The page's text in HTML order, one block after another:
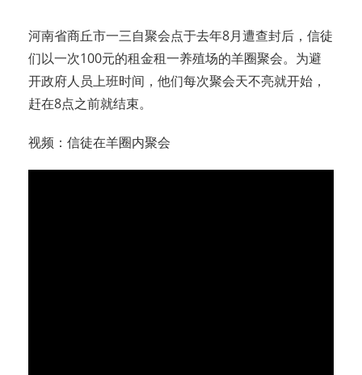
河南省商丘市一三自聚会点于去年8月遭查封后，信徒
们以一次100元的租金租一养殖场的羊圈聚会。为避
开政府人员上班时间，他们每次聚会天不亮就开始，
赶在8点之前就结束。
视频：信徒在羊圈内聚会